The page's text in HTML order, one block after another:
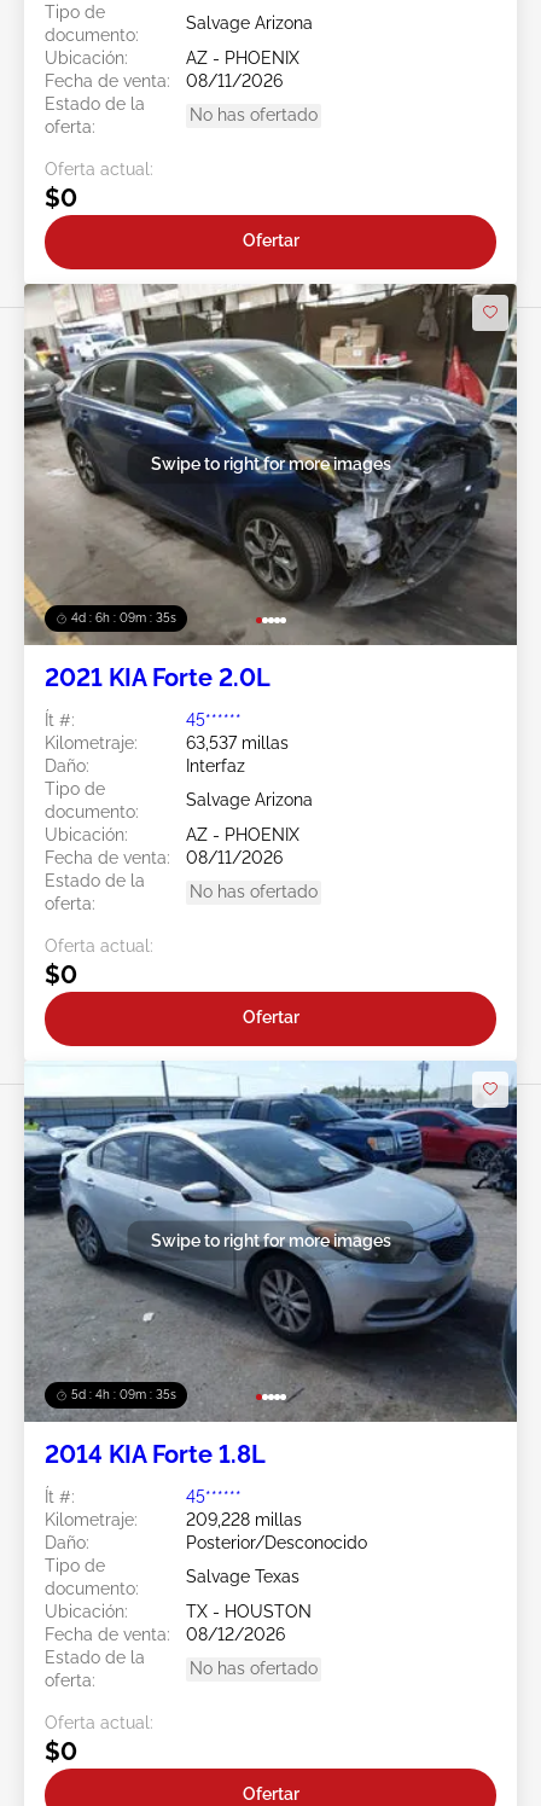
Tipo de
documento:
Salvage Arizona
Ubicación:
AZ - PHOENIX
Fecha de venta:
08/11/2026
Estado de la
oferta:
No has ofertado
Oferta actual:
$0
Ofertar
4d : 6h : 09m : 33s
Swipe to right for more images
2021 KIA Forte 2.0L
Ít #:
45******
Kilometraje:
63,537 millas
Daño:
Interfaz
Tipo de
documento:
Salvage Arizona
Ubicación:
AZ - PHOENIX
Fecha de venta:
08/11/2026
Estado de la
oferta:
No has ofertado
Oferta actual:
$0
Ofertar
5d : 4h : 09m : 33s
Swipe to right for more images
2014 KIA Forte 1.8L
Ít #:
45******
Kilometraje:
209,228 millas
Daño:
Posterior/Desconocido
Tipo de
documento:
Salvage Texas
Ubicación:
TX - HOUSTON
Fecha de venta:
08/12/2026
Estado de la
oferta:
No has ofertado
Oferta actual:
$0
Ofertar